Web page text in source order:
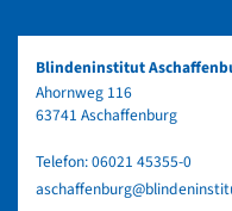
Blindeninstitut
Ahornweg 116
63741 Aschaffenburg
Telefon:06021 45355-0